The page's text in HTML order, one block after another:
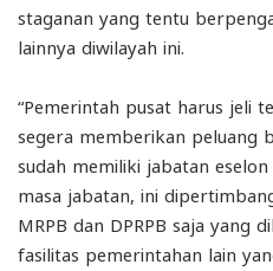
staganan yang tentu
lainnya diwilayah ini.
“Pemerintah pusat harus jeli
segera memberikan peluang
sudah memiliki jabatan
masa jabatan, ini
MRPB dan DPRPB saja yang
fasilitas pemerintahan lain